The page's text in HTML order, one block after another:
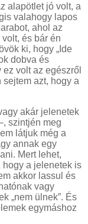
alapötlet jó volt, a
valahogy lapos
ahol az
és bár én
ki, hogy „Ide
dobva és
volt az egészről
azt, hogy a
akár jelenetek
szintjén meg
látjuk még a
annak egy
Mert lehet,
hogy a jelenetek is
akkor lassul és
vagy
„nem ülnek”. És
egymáshoz